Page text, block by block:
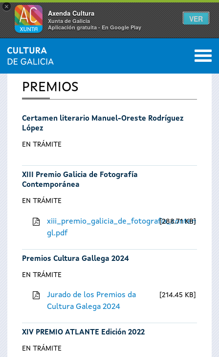
×
Axenda Cultura
Xunta de Galicia
Aplicación gratuíta - En Google Play
VER
Se
encuentra
usted
aquí
INICIO 0
PREMIOS
Certamen literario Manuel-Oreste Rodríguez
López
EN TRÁMITE
XIII Premio Galicia de Fotografía
Contemporánea
EN TRÁMITE
gl.pdf
288.71 KB
Premios Cultura Gallega 2024
EN TRÁMITE
Jurado de los Premios da
Cultura Galega 2024
214.45 KB
XIV PREMIO ATLANTE Edición 2022
EN TRÁMITE